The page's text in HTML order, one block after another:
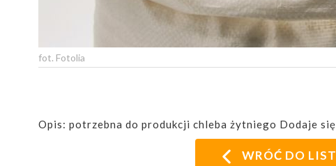
fot. Fotolia
Opis: potrzebna do produkcji chleba żytniego Dodaje
WRÓĆ DO